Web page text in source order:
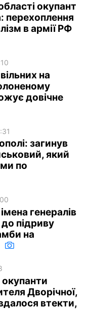
окупант
перехоплення
в армії РФ
на
довічне
загинув
який
по
генералів
підриву
на
Дворічної,
втекти,